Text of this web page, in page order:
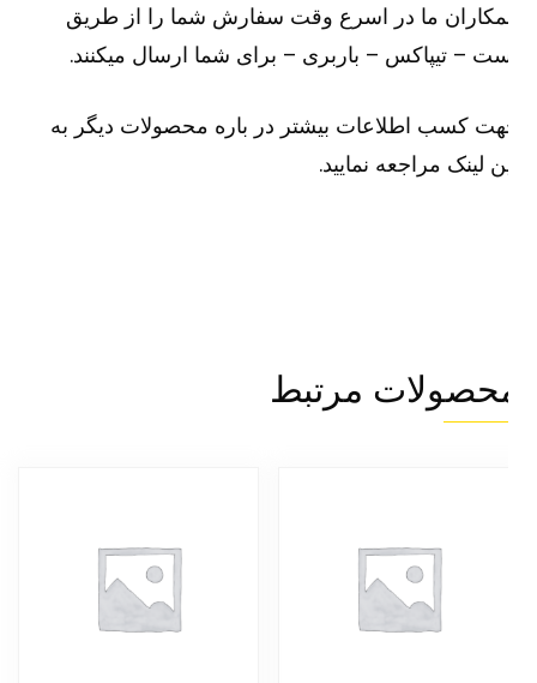
ما در اسرع وقت سفارش شما را از طریق
– تیپاکس – باربری – برای شما ارسال میکنند.
کسب اطلاعات بیشتر در باره محصولات دیگر به
لینک مراجعه نمایید.
مرتبط